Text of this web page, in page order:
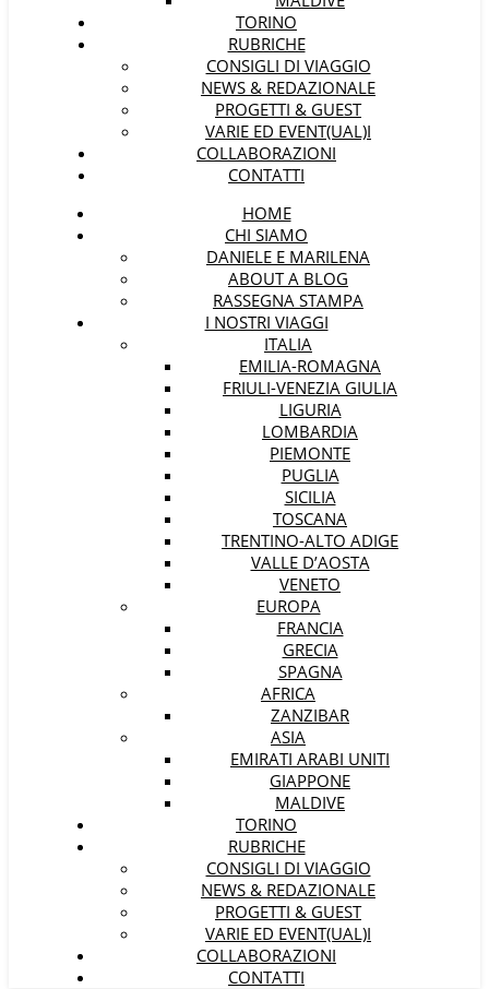
TORINO
RUBRICHE
CONSIGLI DI VIAGGIO
NEWS & REDAZIONALE
PROGETTI & GUEST
VARIE ED EVENT(UAL)I
COLLABORAZIONI
CONTATTI
HOME
CHI SIAMO
DANIELE E MARILENA
ABOUT A BLOG
RASSEGNA STAMPA
I NOSTRI VIAGGI
ITALIA
EMILIA-ROMAGNA
FRIULI-VENEZIA GIULIA
LIGURIA
LOMBARDIA
PIEMONTE
PUGLIA
SICILIA
TOSCANA
TRENTINO-ALTO ADIGE
VALLE D’AOSTA
VENETO
EUROPA
FRANCIA
GRECIA
SPAGNA
AFRICA
ZANZIBAR
ASIA
EMIRATI ARABI UNITI
GIAPPONE
MALDIVE
TORINO
RUBRICHE
CONSIGLI DI VIAGGIO
NEWS & REDAZIONALE
PROGETTI & GUEST
VARIE ED EVENT(UAL)I
COLLABORAZIONI
CONTATTI